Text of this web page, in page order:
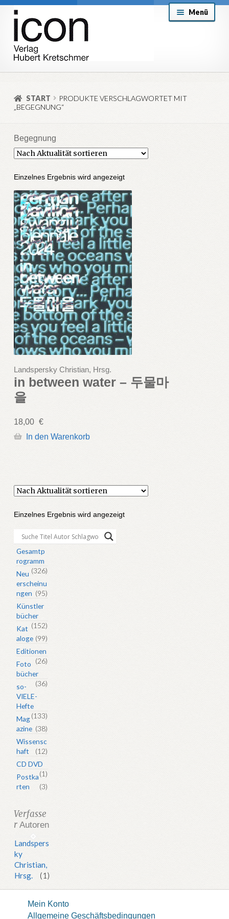
Zur
Navigation
springen
Zum
Inhalt
springen
Menü
About
Versand & Lieferung
Aktuell
START
PRODUKTE VERSCHLAGWORTET MIT
„BEGEGNUNG“
Begegnung
Einzelnes Ergebnis wird angezeigt
Landspersky Christian, Hrsg.
in between water – 두물마
을
18,00 €
In den Warenkorb
Einzelnes Ergebnis wird angezeigt
Gesamtp
rogramm
(326)
Neu
erscheinu
ngen (95)
Künstler
bücher
(152)
Kat
aloge (99)
Editionen
(26)
Foto
bücher
(36)
so-
VIELE-
Hefte
(133)
Mag
azine (38)
Wissensc
haft
(12)
CD DVD
(1)
Postka
rten
(3)
Verfasse
r Autoren
Landspers
ky
Christian,
Hrsg.
(1)
Mein Konto
Allgemeine Geschäftsbedingungen